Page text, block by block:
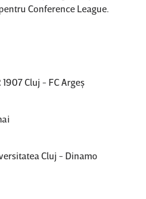
Conference League.
Cluj - FC Argeş
Cluj - Dinamo